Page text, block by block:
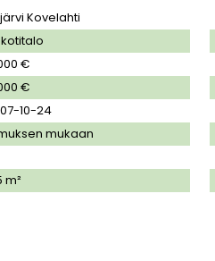
Kovelahti
€
€
10-24
mukaan
m²